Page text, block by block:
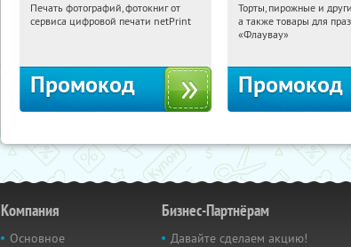
19:01:31 Получили:
Печать фотографий, фотокниг от
сервиса цифровой печати netPrint
Промокод
19:01:31
Россия
Торты, пирожные и
а также товары для
«Флаувау»
Промокод
Компания
Основное
Бизнес-Партнёрам
Давайте сделаем акцию!